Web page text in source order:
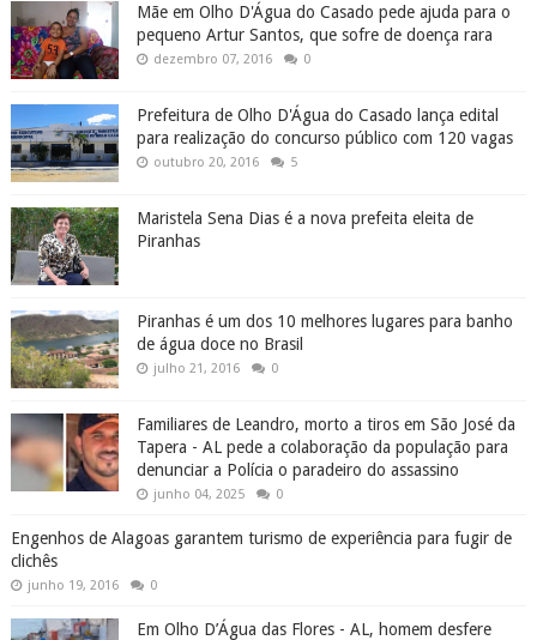
Mãe em Olho D'Água do Casado pede ajuda para o
pequeno Artur Santos, que sofre de doença rara
dezembro 07, 2016 0
Prefeitura de Olho D'Água do Casado lança edital
para realização do concurso público com 120 vagas
outubro 20, 2016 5
Maristela Sena Dias é a nova prefeita eleita de
Piranhas
Piranhas é um dos 10 melhores lugares para banho
de água doce no Brasil
julho 21, 2016 0
Familiares de Leandro, morto a tiros em São José da
Tapera - AL pede a colaboração da população para
denunciar a Polícia o paradeiro do assassino
junho 04, 2025 0
Engenhos de Alagoas garantem turismo de experiência para fugir de
clichês
junho 19, 2016 0
Em Olho D’Água das Flores - AL, homem desfere